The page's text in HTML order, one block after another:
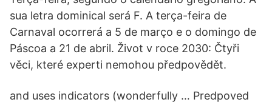
sua letra dominical será F. A terça-feira de
Carnaval ocorrerá a 5 de março e o domingo de
Páscoa a 21 de abril. Život v roce 2030: Čtyři
věci, které experti nemohou předpovědět.
and uses indicators (wonderfully … Predpoved